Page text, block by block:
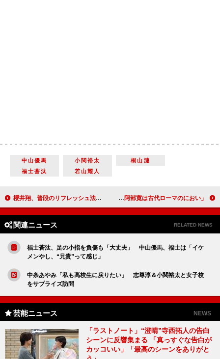
中山優馬 小関裕太
桐山漣
福士蒼汰
若山耀人
櫻井翔、普段のリフレッシュ法を語る 「仲間とお酒を飲んでワイワイ」 香川照之“絶口調”で８Ｋに苦言 「阿部寛は古代ローマのにおい」
関連ニュース RELATED NEWS
福士蒼汰、足の小指を負傷も「大丈夫」 中山優馬、福士は「イケ
メンやし、“兄貴”って感じ」
中条あやみ「私も高校生に戻りたい」 志尊淳＆小関裕太と女子校
をサプライズ訪問
芸能ニュース NEWS
「ラストノート」“澄晴”寺西拓人の告白
シーンに反響集まる 「真っすぐな告白が
カッコいい」「最高のシーンをありがと